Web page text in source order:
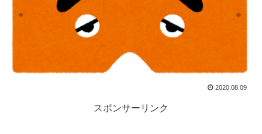
2020.08.09
スポンサーリンク